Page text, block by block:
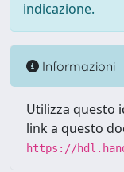
indicazione.
Informazioni
Utilizza questo
link a questo
https://